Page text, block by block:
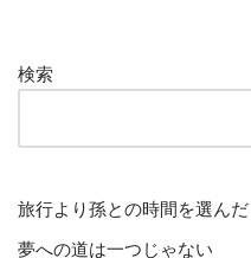
検索
旅行より孫との時間を選んだ
夢への道は一つじゃない